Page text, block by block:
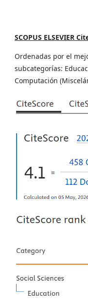
SCOPUS ELSEVIER
Ordenadas por el
subcategorías:
Computación